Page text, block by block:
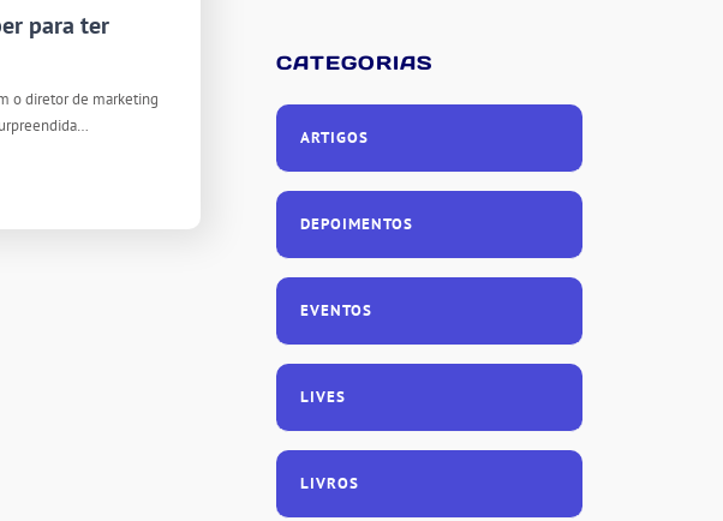
para ter
o diretor de marketing
CATEGORIAS
ARTIGOS
DEPOIMENTOS
EVENTOS
LIVES
LIVROS